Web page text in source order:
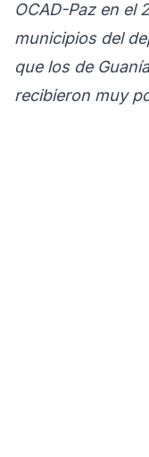
OCAD-Paz en el
municipios del
que los de
recibieron muy